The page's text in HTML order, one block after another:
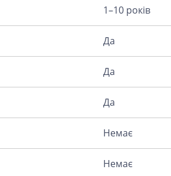
1–10 років
Да
Да
Да
Немає
Немає